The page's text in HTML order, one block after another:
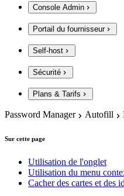
Console Admin
Portail du fournisseur
Self-host
Sécurité
Plans & Tarifs
Password Manager Autofill
Sur cette page
Utilisation de l'onglet
Utilisation du menu
Cacher des cartes et des